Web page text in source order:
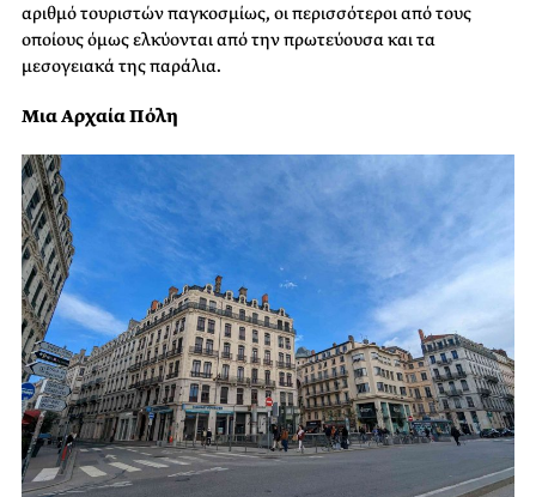
αριθμό τουριστών παγκοσμίως, οι περισσότεροι από τους
οποίους όμως ελκύονται από την πρωτεύουσα και τα
μεσογειακά της παράλια.
Μια Αρχαία Πόλη